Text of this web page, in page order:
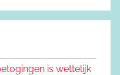
is wettelijk